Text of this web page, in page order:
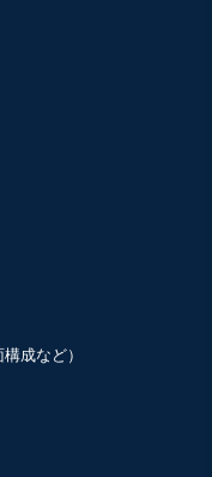
成など）